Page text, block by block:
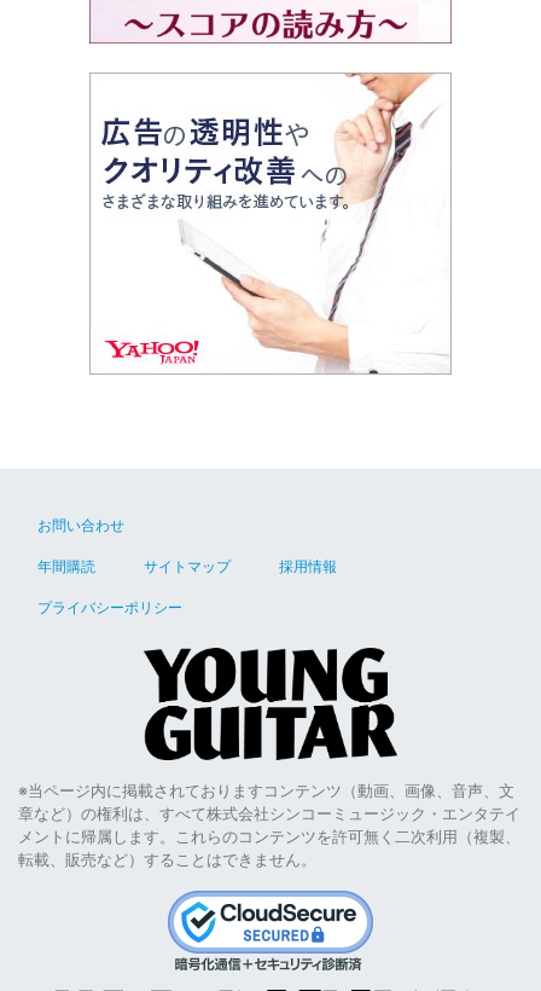
お問い合わせ
年間購読 サイトマップ 採用情報
プライバシーポリシー
※当ページ内に掲載されておりますコンテンツ（動画、画像、音声、文
章など）の権利は、すべて株式会社シンコーミュージック・エンタテイ
メントに帰属します。これらのコンテンツを許可無く二次利用（複製、
転載、販売など）することはできません。